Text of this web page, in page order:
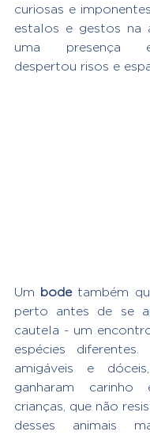
curiosas e
estalos e gestos na
uma presença
despertou risos e
Um bode também
perto antes de se
cautela - um
espécies
amigáveis e
ganharam
crianças, que não
desses animais